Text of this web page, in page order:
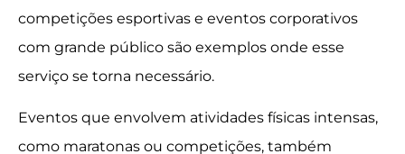
competições esportivas e eventos corporativos
com grande público são exemplos onde esse
serviço se torna necessário.
Eventos que envolvem atividades físicas intensas,
como maratonas ou competições, também